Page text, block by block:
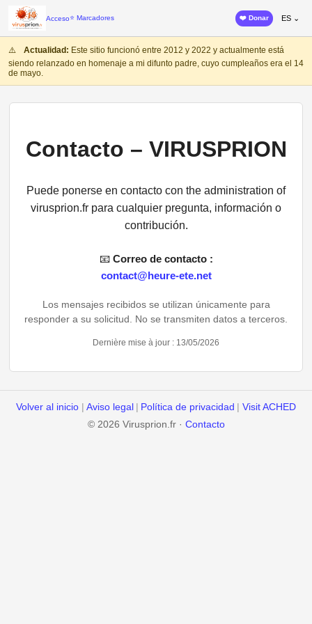
Acceso⭐ Marcadores ❤️ Donar ES ⌄
⚠️ Actualidad: Este sitio funcionó entre 2012 y 2022 y actualmente está
siendo relanzado en homenaje a mi difunto padre, cuyo cumpleaños era el 14
de mayo.
Contacto – VIRUSPRION
Puede ponerse en contacto con the administration of
virusprion.fr para cualquier pregunta, información o
contribución.
📧 Correo de contacto :
contact@heure-ete.net
Los mensajes recibidos se utilizan únicamente para
responder a su solicitud. No se transmiten datos a terceros.
Dernière mise à jour : 13/05/2026
Volver al inicio Aviso legal Política de privacidad
Visit ACHED
© 2026 Virusprion.fr · Contacto